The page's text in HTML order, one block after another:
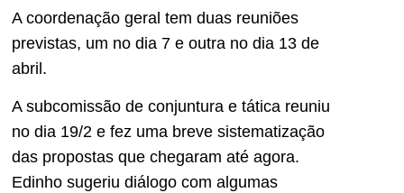
A coordenação geral tem duas reuniões
previstas, um no dia 7 e outra no dia 13 de
abril.
A subcomissão de conjuntura e tática reuniu
no dia 19/2 e fez uma breve sistematização
das propostas que chegaram até agora.
Edinho sugeriu diálogo com algumas